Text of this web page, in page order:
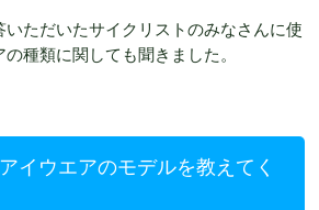
ただいたサイクリストのみなさんに使
種類に関しても聞きました。
イウエアのモデルを教えてく